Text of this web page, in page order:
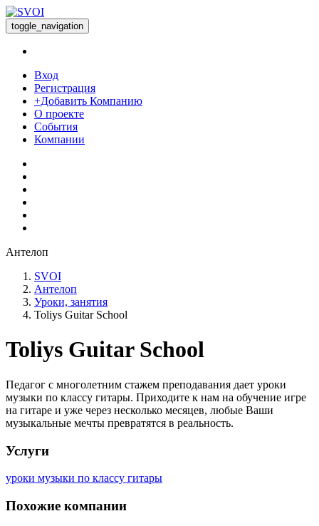
toggle_navigation
Вход
Регистрация
+Добавить Компанию
О проекте
События
Компании
Антелоп
SVOI
Антелоп
Уроки, занятия
Toliys Guitar School
Toliys Guitar School
Педагог с многолетним стажем преподавания дает уроки
музыки по классу гитары. Приходите к нам на обучение игре
на гитаре и уже через несколько месяцев, любые Ваши
музыкальные мечты превратятся в реальность.
Услуги
уроки музыки по классу гитары
Похожие компании